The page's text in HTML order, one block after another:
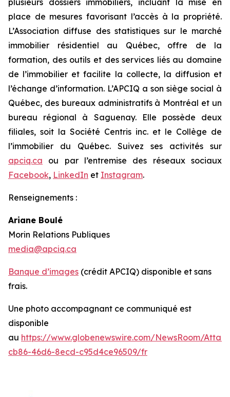
place de mesures favorisant l’accès à la propriété.
L’Association diffuse des statistiques sur le marché
immobilier résidentiel au Québec, offre de la
formation, des outils et des services liés au domaine
de l’immobilier et facilite la collecte, la diffusion et
l’échange d’information. L’APCIQ a son siège social à
Québec, des bureaux administratifs à Montréal et un
bureau régional à Saguenay. Elle possède deux
filiales, soit la Société Centris inc. et le Collège de
l’immobilier du Québec. Suivez ses activités sur
apciq.ca ou par l’entremise des réseaux sociaux
Facebook, LinkedIn et Instagram.
Renseignements :
Ariane Boulé
Morin Relations Publiques
media@apciq.ca
Banque d’images (crédit APCIQ) disponible et sans
frais.
Une photo accompagnant ce communiqué est
disponible
au https://www.globenewswire.com/NewsRoom/
cb86-46d6-8ecd-c95d4ce96509/fr